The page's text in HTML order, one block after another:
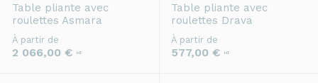
Table pliante avec
roulettes Asmara
À partir de
2 066,00 € HT
Table pliante avec
roulettes Drava
À partir de
577,00 € HT